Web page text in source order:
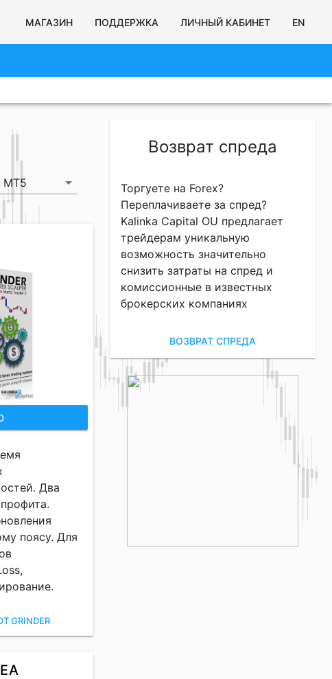
МАГАЗИН ПОДДЕРЖКА ЛИЧНЫЙ КАБИНЕТ EN
MT5 arrow_drop_down
Два
поясу. Для
GRINDER
Возврат спреда
Торгуете на Forex?
Переплачиваете за спред?
Kalinka Capital OU предлагает
трейдерам уникальную
возможность значительно
снизить затраты на спред и
комиссионные в известных
брокерских компаниях
ВОЗВРАТ СПРЕДА